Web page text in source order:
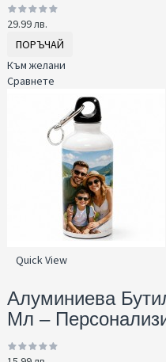
29.99 лв.
ПОРЪЧАЙ
Към желани
Сравнете
Quick View
Алуминиева
Мл –